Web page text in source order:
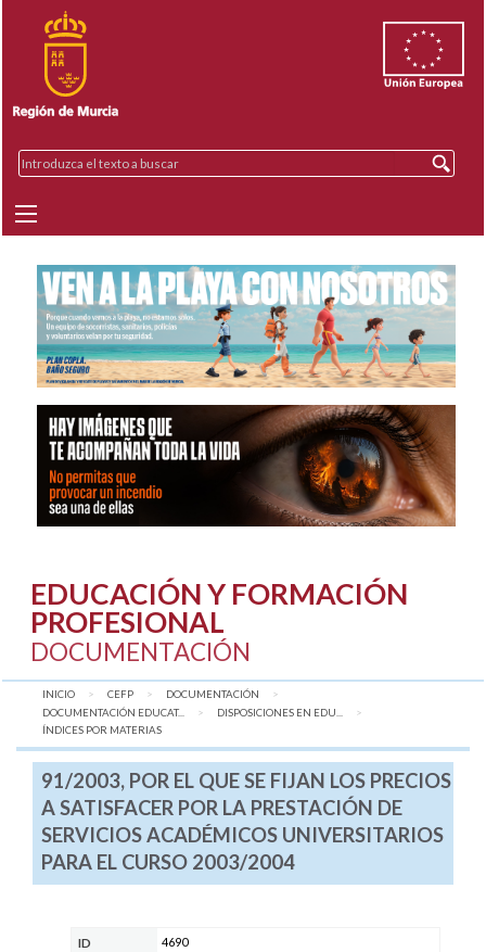
EDUCACIÓN Y FORMACIÓN
PROFESIONAL
DOCUMENTACIÓN
INICIO CEFP
DOCUMENTACIÓN
DOCUMENTACIÓN EDUCAT...
DISPOSICIONES EN EDU...
AQUÍ:
ÍNDICES POR MATERIAS
91/2003, POR EL QUE SE FIJAN LOS PRECIOS
A SATISFACER POR LA PRESTACIÓN DE
SERVICIOS ACADÉMICOS UNIVERSITARIOS
PARA EL CURSO 2003/2004
ID 4690